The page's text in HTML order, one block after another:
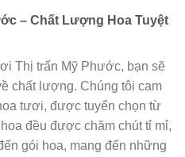
– Chất Lượng Hoa Tuyệt
Thị trấn Mỹ Phước, bạn sẽ
chất lượng. Chúng tôi cam
tươi, được tuyển chọn từ
đều được chăm chút tỉ mỉ,
gói hoa, mang đến những